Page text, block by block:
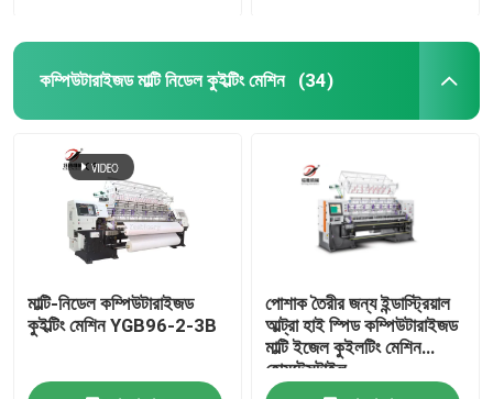
কম্পিউটারাইজড মাল্টি নিডেল কুইল্টিং মেশিন (34)
মাল্টি-নিডেল কম্পিউটারাইজড
কুইল্টিং মেশিন YGB96-2-3B
পোশাক তৈরীর জন্য ইন্ডাস্ট্রিয়াল
আল্ট্রা হাই স্পিড কম্পিউটারাইজড
মাল্টি ইজেল কুইলটিং মেশিন
হোমটেক্সটাইল